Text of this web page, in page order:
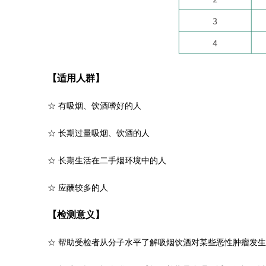
【适用人群】
☆ 有吸烟、饮酒嗜好的人
☆ 长期过量吸烟、饮酒的人
☆ 长期生活在二手烟环境中的人
☆ 应酬较多的人
【检测意义】
☆ 帮助受检者从分子水平了解吸烟饮酒对某些恶性肿瘤发